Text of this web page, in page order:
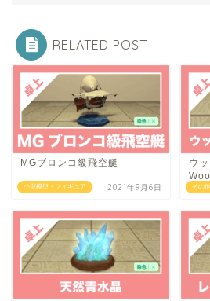
RELATED POST
小型模型・フィギュア
MGブロンコ級飛空艇
2021年9月6日 その
ウ